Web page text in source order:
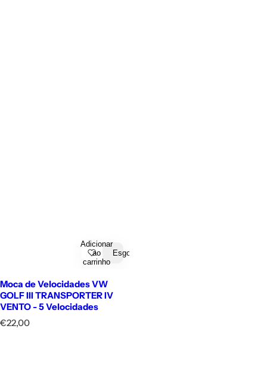
Adicionar
ao
carrinho
Esgotado
Moca de Velocidades VW
GOLF III TRANSPORTER IV
VENTO - 5 Velocidades
P
€22,00